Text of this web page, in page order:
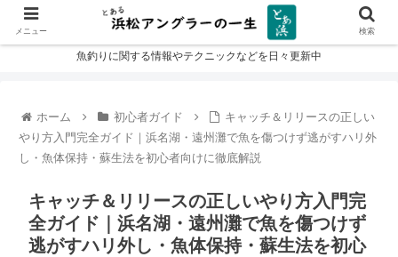
魚釣りに関する情報やテクニックなどを日々更新中
ホーム 初心者ガイド
キャッチ＆リリースの正しい
やり方入門完全ガイド｜浜名湖・遠州灘で魚を傷つけず逃がすハリ外
し・魚体保持・蘇生法を初心者向けに徹底解説
キャッチ＆リリースの正しいやり方入門完
全ガイド｜浜名湖・遠州灘で魚を傷つけず
逃がすハリ外し・魚体保持・蘇生法を初心
メニュー 検索